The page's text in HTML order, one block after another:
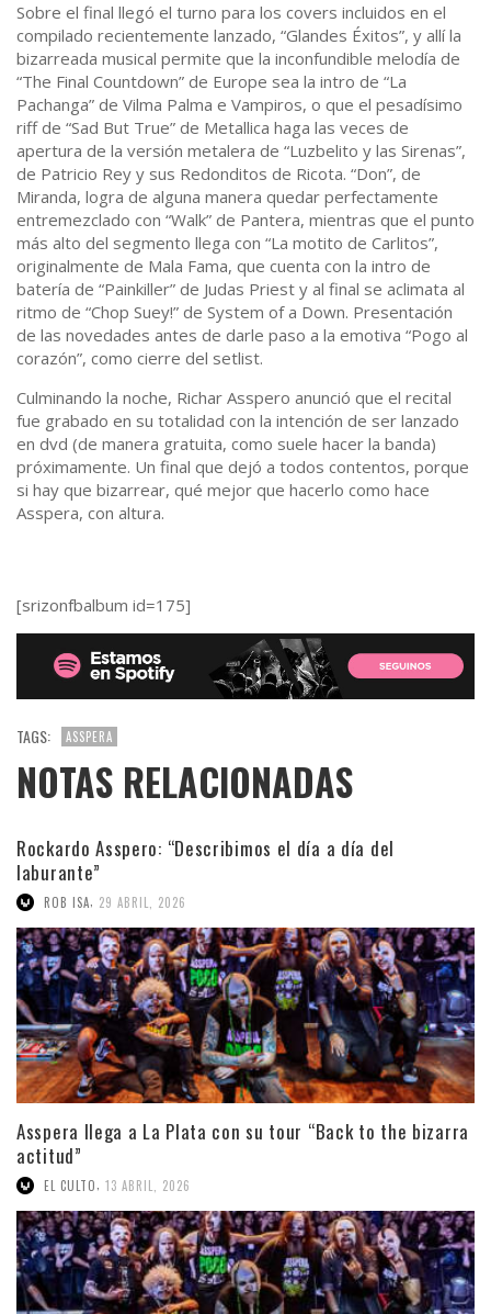
Sobre el final llegó el turno para los covers incluidos en el
compilado recientemente lanzado, “Glandes Éxitos”, y allí la
bizarreada musical permite que la inconfundible melodía de
“The Final Countdown” de Europe sea la intro de “La
Pachanga” de Vilma Palma e Vampiros, o que el pesadísimo
riff de “Sad But True” de Metallica haga las veces de
apertura de la versión metalera de “Luzbelito y las Sirenas”,
de Patricio Rey y sus Redonditos de Ricota. “Don”, de
Miranda, logra de alguna manera quedar perfectamente
entremezclado con “Walk” de Pantera, mientras que el punto
más alto del segmento llega con “La motito de Carlitos”,
originalmente de Mala Fama, que cuenta con la intro de
batería de “Painkiller” de Judas Priest y al final se aclimata al
ritmo de “Chop Suey!” de System of a Down. Presentación
de las novedades antes de darle paso a la emotiva “Pogo al
corazón”, como cierre del setlist.
Culminando la noche, Richar Asspero anunció que el recital
fue grabado en su totalidad con la intención de ser lanzado
en dvd (de manera gratuita, como suele hacer la banda)
próximamente. Un final que dejó a todos contentos, porque
si hay que bizarrear, qué mejor que hacerlo como hace
Asspera, con altura.
[srizonfbalbum id=175]
TAGS: ASSPERA
NOTAS RELACIONADAS
Rockardo Asspero: “Describimos el día a día del
laburante”
ROB ISA, 29 ABRIL, 2026
Asspera llega a La Plata con su tour “Back to the bizarra
actitud”
EL CULTO, 13 ABRIL, 2026